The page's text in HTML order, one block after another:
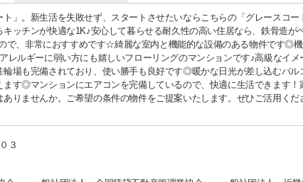
」。新生活を失敗せず、スタートさせたいならこちらの「グレースコー
ッチンが快適な1K♪安心して暮らせる耐久性の高い住居なら、鉄骨造が
で、非常におすすめです☆綺麗な室内と機能的な設備のある物件です◎
レルギーに弱い方にも嬉しいフローリングのマンションです♪高級なイメ
場も完備されており、使い勝手も良好です◎暖かな日光が差し込むバル
す◎マンションにエアコンを完備しているので、快適に生活できます！
りませんか。ご希望の条件の物件をご提案いたします。ぜひご活用くだ
３